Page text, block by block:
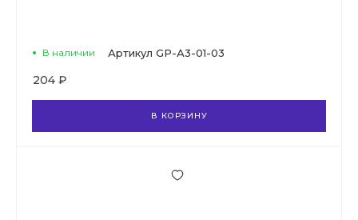
В наличии Артикул GP-А3-01-03
204 ₽
В КОРЗИНУ